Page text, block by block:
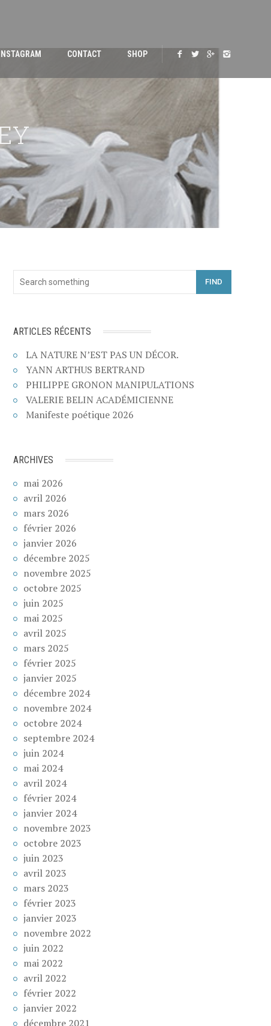
INSTAGRAM CONTACT SHOP
FIND
ARTICLES RÉCENTS
LA NATURE N’EST PAS UN DÉCOR.
YANN ARTHUS BERTRAND
PHILIPPE GRONON MANIPULATIONS
VALERIE BELIN ACADÉMICIENNE
Manifeste poétique 2026
ARCHIVES
mai 2026
avril 2026
mars 2026
février 2026
janvier 2026
décembre 2025
novembre 2025
octobre 2025
juin 2025
mai 2025
avril 2025
mars 2025
février 2025
janvier 2025
décembre 2024
novembre 2024
octobre 2024
septembre 2024
juin 2024
mai 2024
avril 2024
février 2024
janvier 2024
novembre 2023
octobre 2023
juin 2023
avril 2023
mars 2023
février 2023
janvier 2023
novembre 2022
juin 2022
mai 2022
avril 2022
février 2022
janvier 2022
décembre 2021